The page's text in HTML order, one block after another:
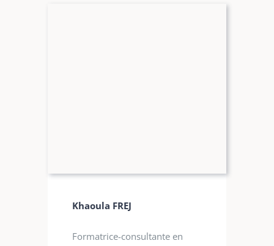
Khaoula FREJ
Formatrice-consultante en